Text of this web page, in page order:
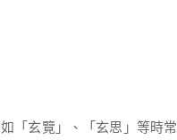
「玄覽」、「玄思」等時常